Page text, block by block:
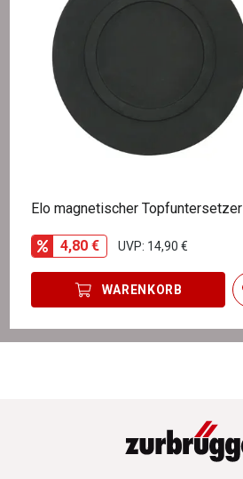
Elo magnetischer Topfuntersetzer
4,80 € UVP: 14,90 €
WARENKORB